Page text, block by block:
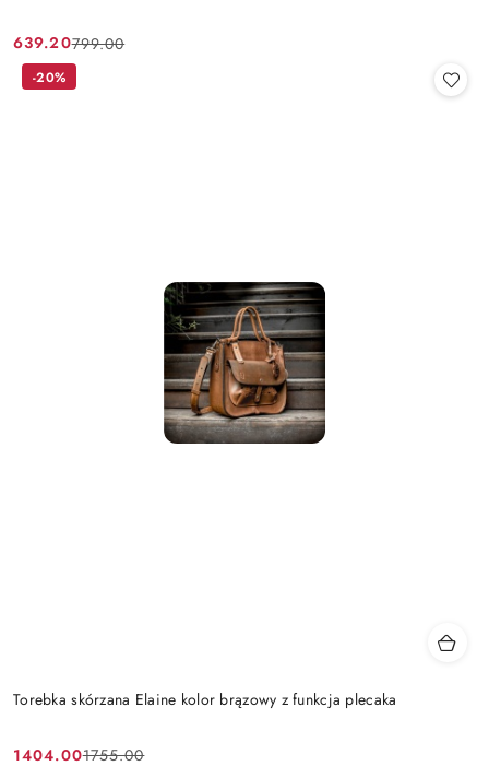
Cena
promocyjna:
639.20
Cena
przed
799.00
Torebka skórzana Elaine kolor brązowy z funkcja plecaka
1404.001755.00
-20%